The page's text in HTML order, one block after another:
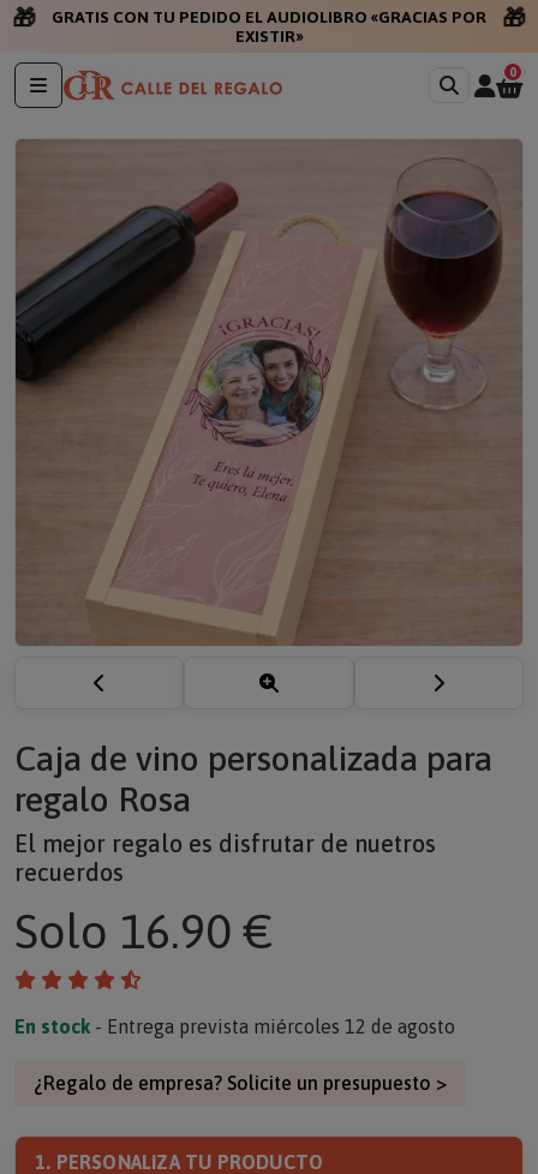
🎁
GRATIS CON TU PEDIDO EL AUDIOLIBRO «GRACIAS POR
EXISTIR»
🎁
0
Caja de vino personalizada para
regalo Rosa
El mejor regalo es disfrutar de nuetros
recuerdos
Solo 16.90 €
En stock - Entrega prevista miércoles 12 de agosto
¿Regalo de empresa? Solicite un presupuesto >
1. PERSONALIZA TU PRODUCTO